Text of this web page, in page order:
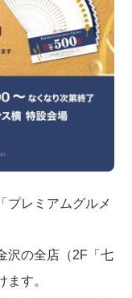
プレミアムグルメ
沢の全店（2F「七
す。